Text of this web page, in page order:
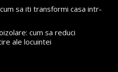
sa iti transformi casa intr-
cum sa reduci
ale locuintei